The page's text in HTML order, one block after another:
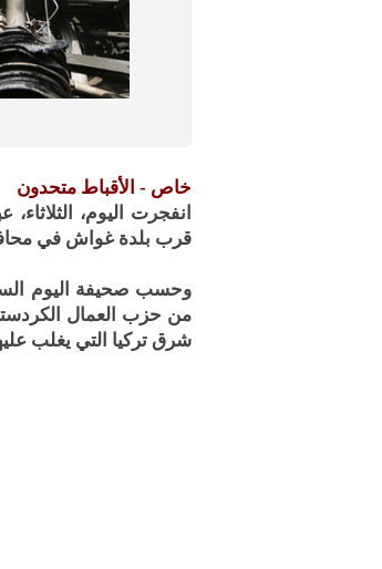
خاص - الأقباط متحدون
انفجرت اليوم،
قرب بلدة غواش في
وحسب صحيفة اليوم
من حزب العمال
شرق تركيا التي يغلب